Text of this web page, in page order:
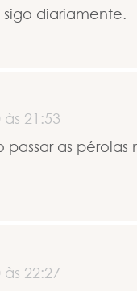
diariamente.
21:53
as pérolas
22:27